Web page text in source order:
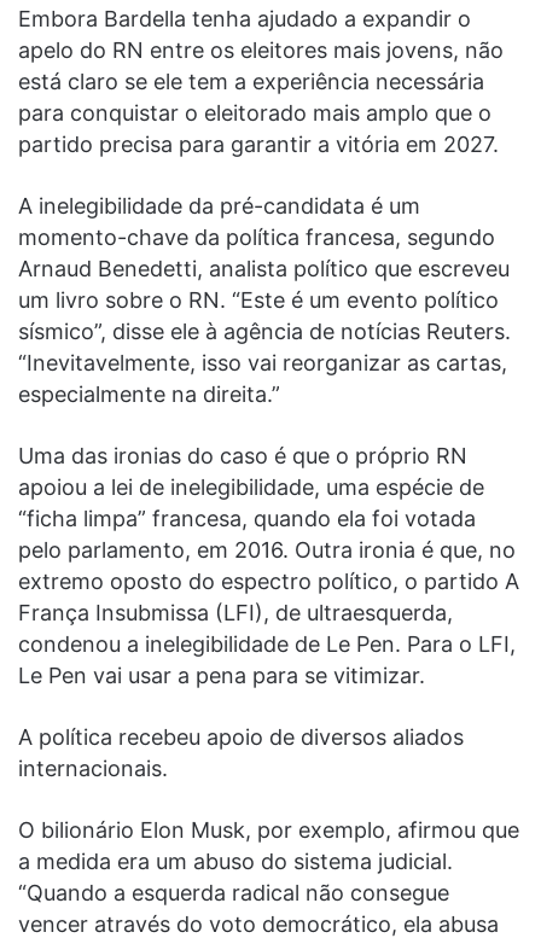
Embora Bardella tenha ajudado a expandir o
apelo do RN entre os eleitores mais jovens, não
está claro se ele tem a experiência necessária
para conquistar o eleitorado mais amplo que o
partido precisa para garantir a vitória em 2027.
A inelegibilidade da pré-candidata é um
momento-chave da política francesa, segundo
Arnaud Benedetti, analista político que escreveu
um livro sobre o RN. “Este é um evento político
sísmico”, disse ele à agência de notícias Reuters.
“Inevitavelmente, isso vai reorganizar as cartas,
especialmente na direita.”
Uma das ironias do caso é que o próprio RN
apoiou a lei de inelegibilidade, uma espécie de
“ficha limpa” francesa, quando ela foi votada
pelo parlamento, em 2016. Outra ironia é que, no
extremo oposto do espectro político, o partido A
França Insubmissa (LFI), de ultraesquerda,
condenou a inelegibilidade de Le Pen. Para o LFI,
Le Pen vai usar a pena para se vitimizar.
A política recebeu apoio de diversos aliados
internacionais.
O bilionário Elon Musk, por exemplo, afirmou que
a medida era um abuso do sistema judicial.
“Quando a esquerda radical não consegue
vencer através do voto democrático, ela abusa